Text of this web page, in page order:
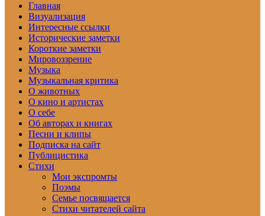
Главная
Визуализация
Интересные ссылки
Исторические заметки
Короткие заметки
Мировоззрение
Музыка
Музыкальная критика
О животных
О кино и артистах
О себе
Об авторах и книгах
Песни и клипы
Подписка на сайт
Публицистика
Стихи
Мои экспромты
Поэмы
Семье посвящается
Стихи читателей сайта